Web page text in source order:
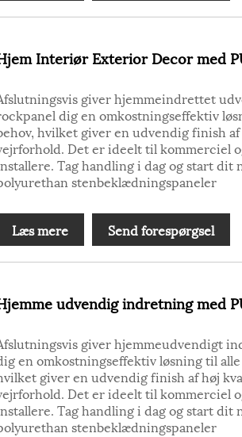
Interiør Exterior Decor med
giver hjemmeindrettet
dig en omkostningseffektiv
hvilket giver en udvendig finish
Det er ideelt til kommerciel
Tag handling i dag og start dit
stenbeklædningspaneler
Læs mere Send forespørgsel
udvendig indretning med
giver hjemmeudvendigt
en omkostningseffektiv løsning til
giver en udvendig finish af høj
Det er ideelt til kommerciel
Tag handling i dag og start dit
stenbeklædningspaneler